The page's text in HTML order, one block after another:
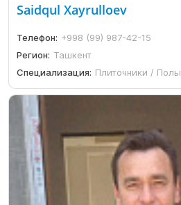
Saidqul Xayrulloev
Телефон: +998 (99) 987-42-15
Регион: Ташкент
Специализация: Плиточники / Полы